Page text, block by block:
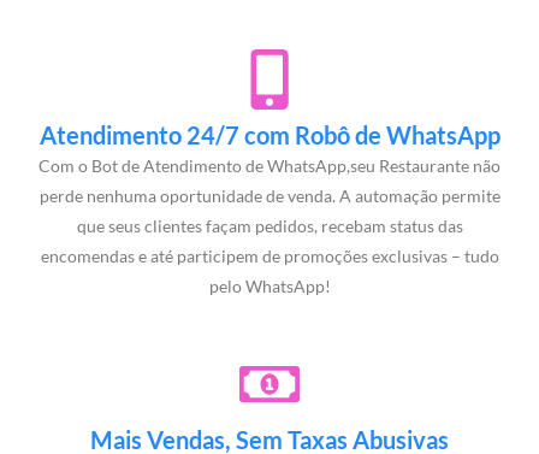
Atendimento 24/7 com Robô de WhatsApp
Com o Bot de Atendimento de WhatsApp,seu Restaurante não
perde nenhuma oportunidade de venda. A automação permite
que seus clientes façam pedidos, recebam status das
encomendas e até participem de promoções exclusivas – tudo
pelo WhatsApp!
Mais Vendas, Sem Taxas Abusivas